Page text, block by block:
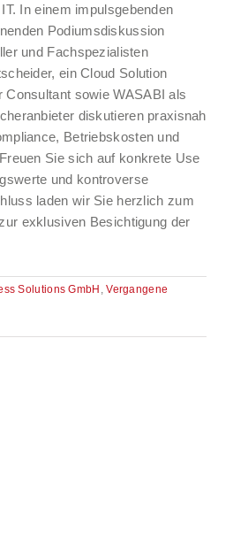
In einem impulsgebenden
Podiumsdiskussion
und Fachspezialisten
ein Cloud Solution
Consultant sowie WASABI als
diskutieren praxisnah
Betriebskosten und
Sie sich auf konkrete Use
und kontroverse
laden wir Sie herzlich zum
exklusiven Besichtigung der
Solutions GmbH ,Vergangene